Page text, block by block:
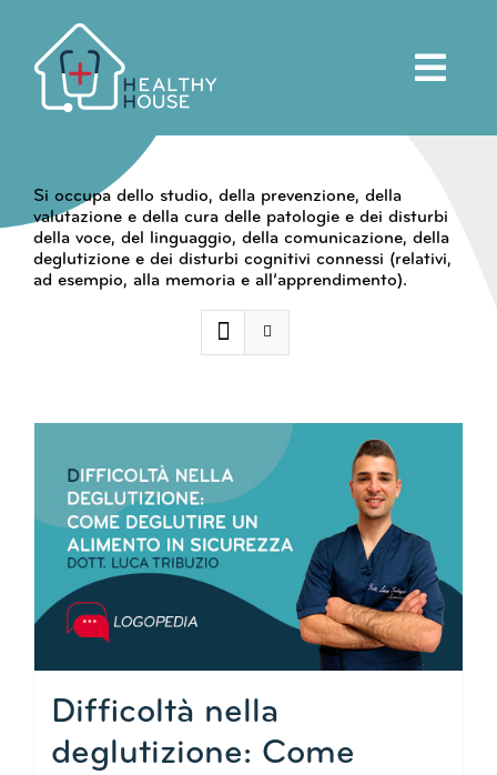
contenuto
Si occupa dello studio, della prevenzione, della
valutazione e della cura delle patologie e dei disturbi
della voce, del linguaggio, della comunicazione, della
deglutizione e dei disturbi cognitivi connessi (relativi,
ad esempio, alla memoria e all’apprendimento).
Difficoltà nella
deglutizione: Come